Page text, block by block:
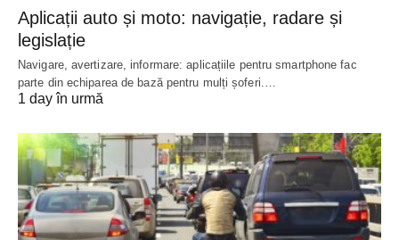
Aplicații auto și moto: navigație, radare și
legislație
Navigare, avertizare, informare: aplicațiile pentru smartphone fac
parte din echiparea de bază pentru mulți șoferi.…
1 day în urmă